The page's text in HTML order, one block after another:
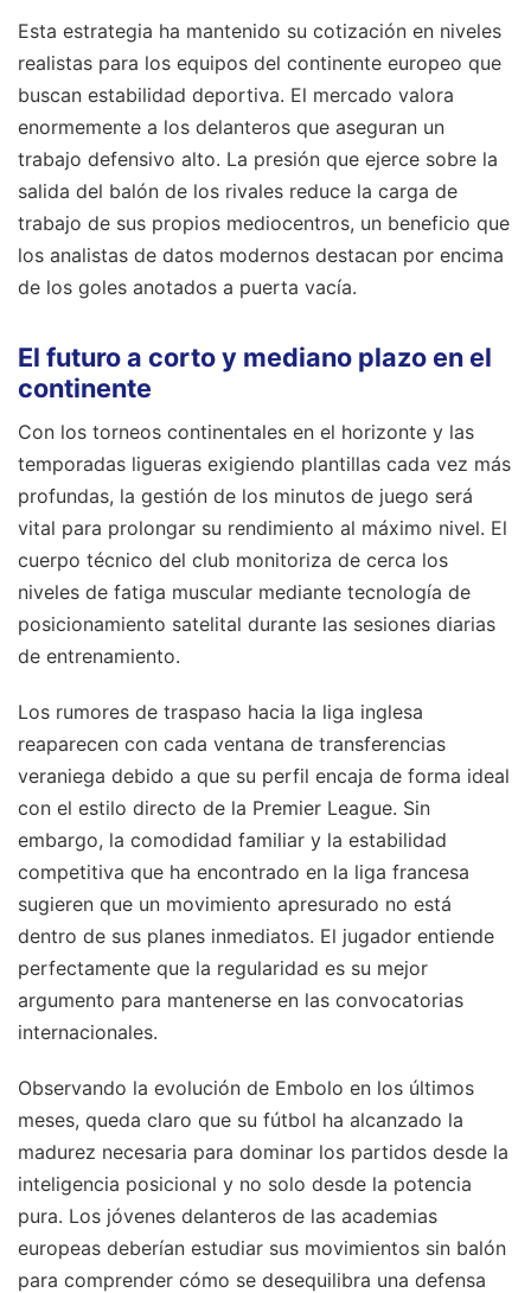
Esta estrategia ha mantenido su cotización en niveles
realistas para los equipos del continente europeo que
buscan estabilidad deportiva. El mercado valora
enormemente a los delanteros que aseguran un
trabajo defensivo alto. La presión que ejerce sobre la
salida del balón de los rivales reduce la carga de
trabajo de sus propios mediocentros, un beneficio que
los analistas de datos modernos destacan por encima
de los goles anotados a puerta vacía.
El futuro a corto y mediano plazo en el
continente
Con los torneos continentales en el horizonte y las
temporadas ligueras exigiendo plantillas cada vez más
profundas, la gestión de los minutos de juego será
vital para prolongar su rendimiento al máximo nivel. El
cuerpo técnico del club monitoriza de cerca los
niveles de fatiga muscular mediante tecnología de
posicionamiento satelital durante las sesiones diarias
de entrenamiento.
Los rumores de traspaso hacia la liga inglesa
reaparecen con cada ventana de transferencias
veraniega debido a que su perfil encaja de forma ideal
con el estilo directo de la Premier League. Sin
embargo, la comodidad familiar y la estabilidad
competitiva que ha encontrado en la liga francesa
sugieren que un movimiento apresurado no está
dentro de sus planes inmediatos. El jugador entiende
perfectamente que la regularidad es su mejor
argumento para mantenerse en las convocatorias
internacionales.
Observando la evolución de Embolo en los últimos
meses, queda claro que su fútbol ha alcanzado la
madurez necesaria para dominar los partidos desde la
inteligencia posicional y no solo desde la potencia
pura. Los jóvenes delanteros de las academias
europeas deberían estudiar sus movimientos sin balón
para comprender cómo se desequilibra una defensa